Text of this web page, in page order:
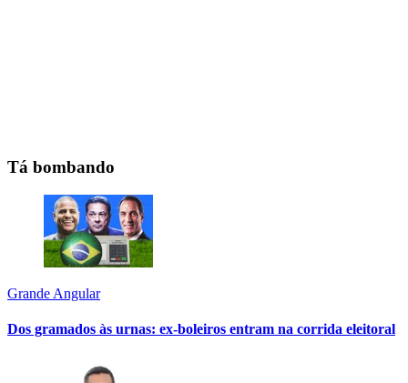
Tá bombando
Grande Angular
Dos gramados às urnas: ex-boleiros entram na corrida eleitoral